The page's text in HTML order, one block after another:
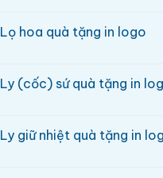
Lọ hoa quà tặng in logo
Ly (cốc) sứ quà tặng in
Ly giữ nhiệt quà tặng in